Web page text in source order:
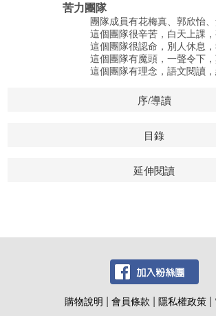
苦力團隊
團隊成員有花梅真、郭欣怡、
這個團隊很辛苦，白天上課
這個團隊很認命，別人休息
這個團隊有魔頭，一聲令下，
這個團隊有理念，語文閱讀，
序/導讀
目錄
延伸閱讀
購物說明 | 會員條款 | 隱私權政策 |